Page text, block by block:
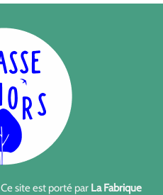
Ce site est porté par La Fabrique